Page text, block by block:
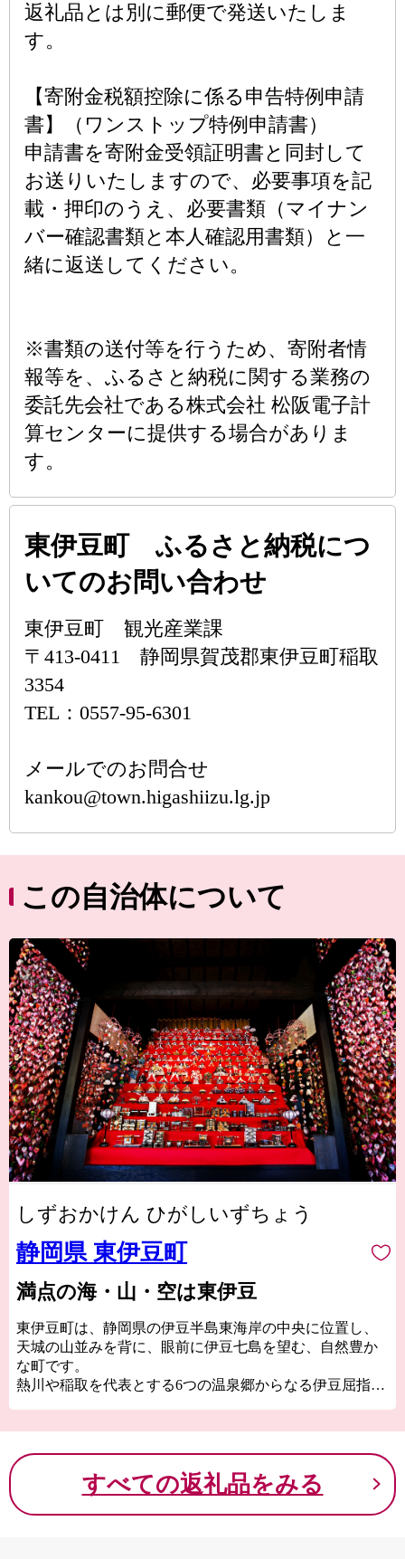
返礼品とは別に郵便で発送いたしま
す。
【寄附金税額控除に係る申告特例申請
書】（ワンストップ特例申請書）
申請書を寄附金受領証明書と同封して
お送りいたしますので、必要事項を記
載・押印のうえ、必要書類（マイナン
バー確認書類と本人確認用書類）と一
緒に返送してください。
※書類の送付等を行うため、寄附者情
報等を、ふるさと納税に関する業務の
委託先会社である株式会社 松阪電子計
算センターに提供する場合がありま
す。
東伊豆町 ふるさと納税につ
いてのお問い合わせ
東伊豆町 観光産業課
〒413-0411 静岡県賀茂郡東伊豆町稲取
3354
TEL：0557-95-6301
メールでのお問合せ
kankou@town.higashiizu.lg.jp
この自治体について
しずおかけん ひがしいずちょう
静岡県 東伊豆町
満点の海・山・空は東伊豆
東伊豆町は、静岡県の伊豆半島東海岸の中央に位置し、
天城の山並みを背に、眼前に伊豆七島を望む、自然豊か
な町です。
熱川や稲取を代表とする6つの温泉郷からなる伊豆屈指の
はじめとする海産物や、種類豊富なかんきつ類。温泉で
日々の疲れを癒し、伊豆の海の幸・山の幸をお楽しみく
すべての返礼品をみる